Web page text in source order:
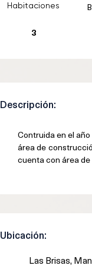
Habitaciones
3
Descripción:
Contruida en el
área de
cuenta con área
Ubicación:
Las Brisas,